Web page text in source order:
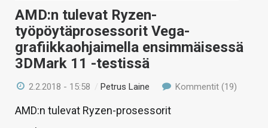
AMD:n tulevat Ryzen-
työpöytäprosessorit Vega-
grafiikkaohjaimella ensimmäisessä
3DMark 11 -testissä
2.2.2018 - 15:58 /Petrus Laine Kommentit (19)
AMD:n tulevat Ryzen-prosessorit